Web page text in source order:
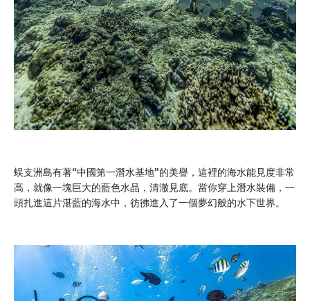
蜈支洲島有著“中國第一潛水基地”的美譽，這裡的海水能見度非常
高，就像一塊巨大的藍色水晶，清澈見底。當你穿上潛水裝備，一
頭扎進這片湛藍的海水中，彷彿進入了一個夢幻般的水下世界。